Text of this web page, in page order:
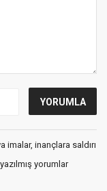
inançlara saldırı
yorumlar